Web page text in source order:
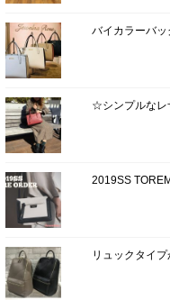
バイカラーバ
☆シンプルな
2019SS
リュックタイプ